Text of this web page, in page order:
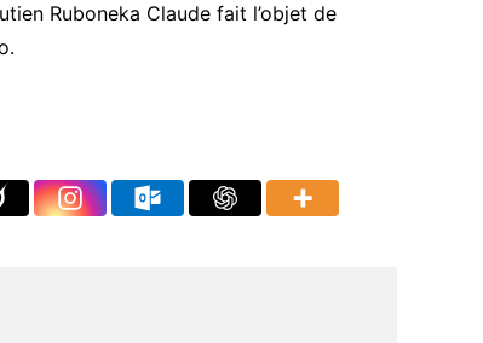
Ruboneka Claude fait l’objet de